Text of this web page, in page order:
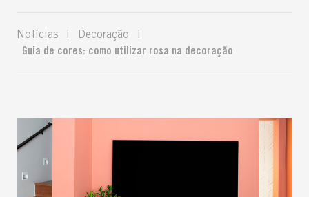
Notícias Decoração
Guia de cores: como utilizar rosa na decoração